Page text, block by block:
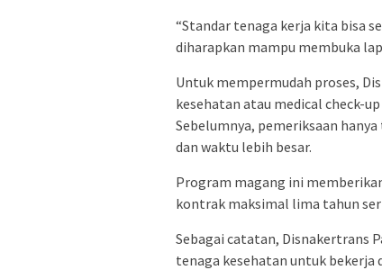
“Standar tenaga kerja kita bisa
diharapkan mampu membuka
Untuk mempermudah proses,
kesehatan atau medical check-
Sebelumnya, pemeriksaan
dan waktu lebih besar.
Program magang ini
kontrak maksimal lima tahun
Sebagai catatan, Disnakertrans
tenaga kesehatan untuk bekerja